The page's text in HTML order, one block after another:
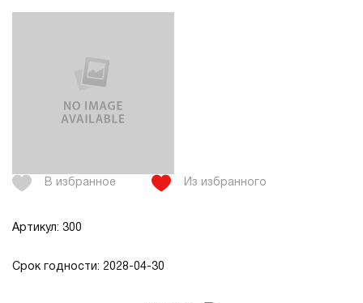
В избранное Из избранного
Артикул: 300
Срок годности: 2028-04-30